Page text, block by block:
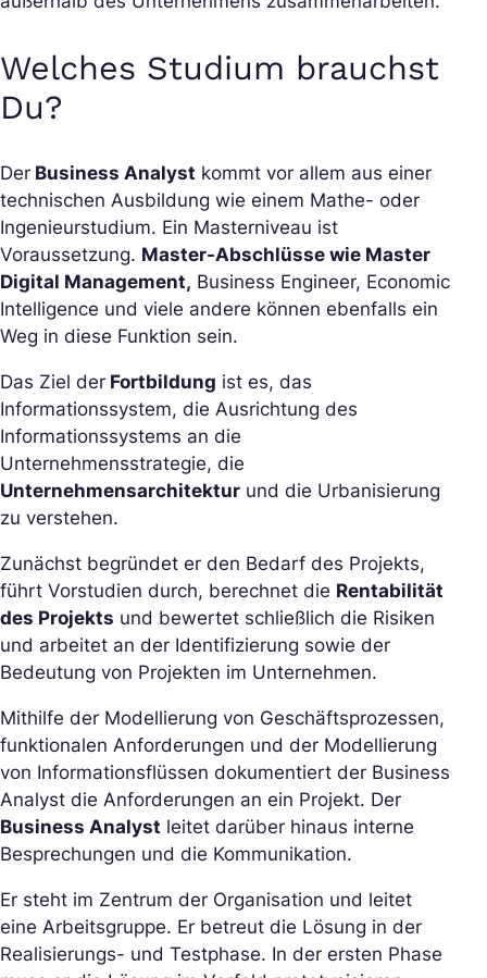
Welches Studium brauchst
Du?
Der Business Analyst kommt vor allem aus einer
technischen Ausbildung wie einem Mathe- oder
Ingenieurstudium. Ein Masterniveau ist
Voraussetzung. Master-Abschlüsse wie Master
Digital Management, Business Engineer, Economic
Intelligence und viele andere können ebenfalls ein
Weg in diese Funktion sein.
Das Ziel der Fortbildung ist es, das
Informationssystem, die Ausrichtung des
Informationssystems an die
Unternehmensstrategie, die
Unternehmensarchitektur und die Urbanisierung
zu verstehen.
Zunächst begründet er den Bedarf des Projekts,
führt Vorstudien durch, berechnet die Rentabilität
des Projekts und bewertet schließlich die Risiken
und arbeitet an der Identifizierung sowie der
Bedeutung von Projekten im Unternehmen.
Mithilfe der Modellierung von Geschäftsprozessen,
funktionalen Anforderungen und der Modellierung
von Informationsflüssen dokumentiert der Business
Analyst die Anforderungen an ein Projekt. Der
Business Analyst leitet darüber hinaus interne
Besprechungen und die Kommunikation.
Er steht im Zentrum der Organisation und leitet
eine Arbeitsgruppe. Er betreut die Lösung in der
Realisierungs- und Testphase. In der ersten Phase